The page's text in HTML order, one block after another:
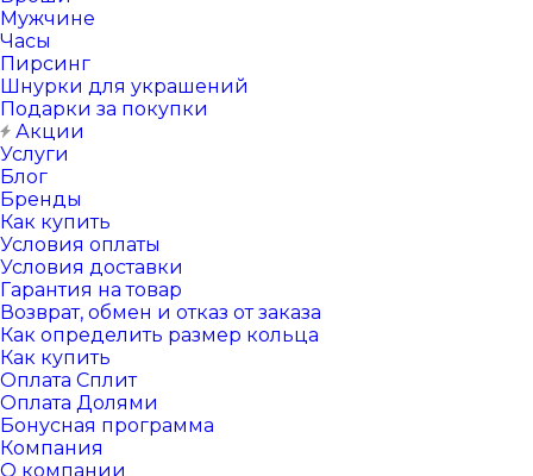
Мужчине
Часы
Пирсинг
Шнурки для украшений
Подарки за покупки
Акции
Услуги
Блог
Бренды
Как купить
Условия оплаты
Условия доставки
Гарантия на товар
Возврат, обмен и отказ от заказа
Как определить размер кольца
Как купить
Оплата Сплит
Оплата Долями
Бонусная программа
Компания
О компании